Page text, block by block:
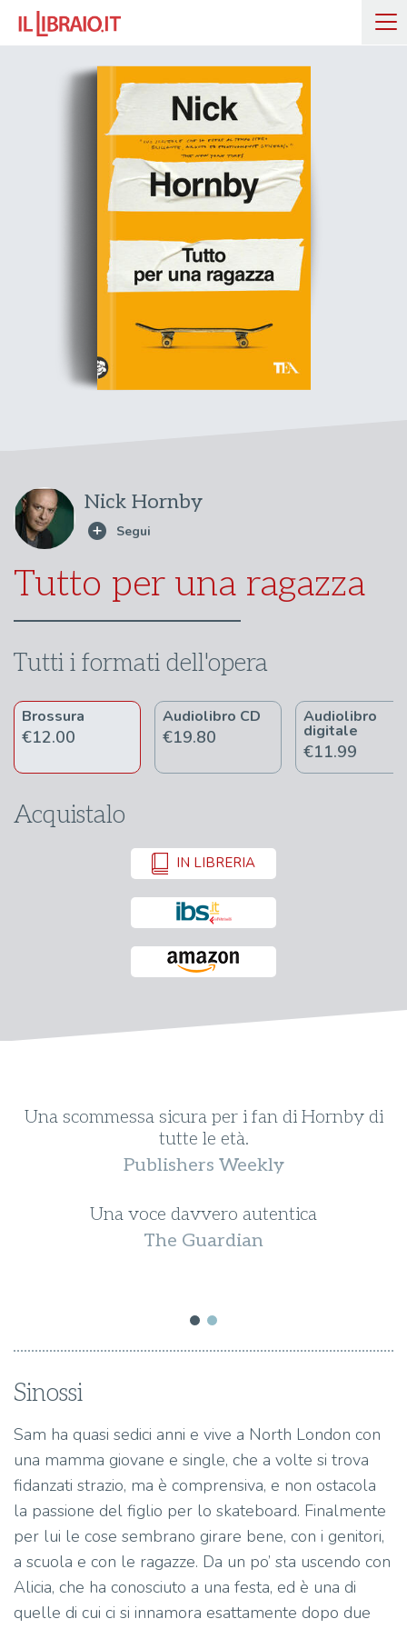
Nick Hornby
Tutto per una ragazza
Tutti i formati dell'opera
Brossura
€12.00
Audiolibro CD
€19.80
Audiolibro
digitale
€11.99
Acquistalo
IN LIBRERIA
Una scommessa sicura per i fan di Hornby di
tutte le età.
Publishers Weekly
Una voce davvero autentica
The Guardian
Sinossi
Sam ha quasi sedici anni e vive a North London con
una mamma giovane e single, che a volte si trova
fidanzati strazio, ma è comprensiva, e non ostacola
la passione del figlio per lo skateboard. Finalmente
per lui le cose sembrano girare bene, con i genitori,
a scuola e con le ragazze. Da un po’ sta uscendo con
Alicia, che ha conosciuto a una festa, ed è una di
quelle di cui ci si innamora esattamente dopo due